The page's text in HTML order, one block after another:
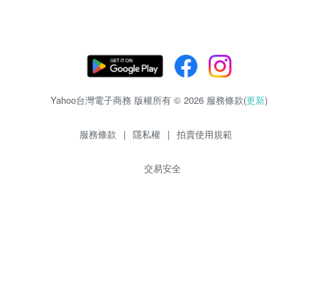
Yahoo台灣電子商務 版權所有 © 2026 服務條款(更新)
服務條款 | 隱私權 | 拍賣使用規範
交易安全